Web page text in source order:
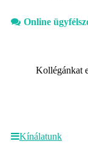
Online
Kollégánkat
Kínálatunk